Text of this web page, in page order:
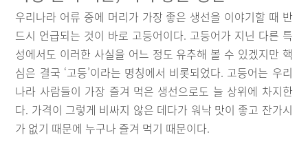
우리나라 어류 중에 머리가 가장 좋은 생선을 이야기할 때 반
드시 언급되는 것이 바로 고등어이다. 고등어가 지닌 다른 특
성에서도 이러한 사실을 어느 정도 유추해 볼 수 있겠지만 핵
심은 결국 ‘고등’이라는 명칭에서 비롯되었다. 고등어는 우리
나라 사람들이 가장 즐겨 먹은 생선으로도 늘 상위에 차지한
다. 가격이 그렇게 비싸지 않은 데다가 워낙 맛이 좋고 잔가시
가 없기 때문에 누구나 즐겨 먹기 때문이다.